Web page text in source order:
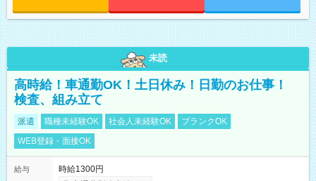
未読
高時給！車通勤OK！土日休み！日勤のお仕事！
検査、組み立て
派遣 職種未経験OK 社会人未経験OK
ブランクOK
WEB登録・面接OK
給与
時給1300円